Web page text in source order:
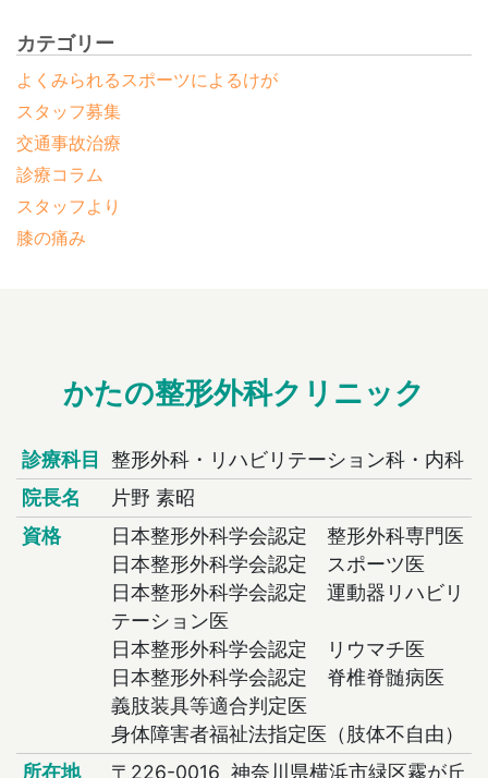
カテゴリー
よくみられるスポーツによるけが
スタッフより
スタッフ募集
交通事故治療
膝の痛み
診療コラム
かたの整形外科クリニック
診療科目
整形外科・リハビリテーション科・内科
院長名
片野 素昭
資格
日本整形外科学会認定 整形外科専門医
日本整形外科学会認定 スポーツ医
日本整形外科学会認定 運動器リハビリ
テーション医
日本整形外科学会認定 リウマチ医
日本整形外科学会認定 脊椎脊髄病医
義肢装具等適合判定医
身体障害者福祉法指定医（肢体不自由）
所在地
〒226-0016 神奈川県横浜市緑区霧が丘